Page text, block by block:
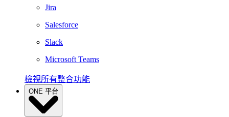
Jira
Salesforce
Slack
Microsoft Teams
檢視所有整合功能
ONE 平台